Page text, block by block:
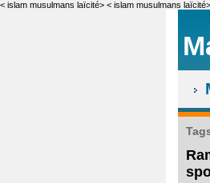
< islam musulmans laïcité> < islam musulmans laïcité>